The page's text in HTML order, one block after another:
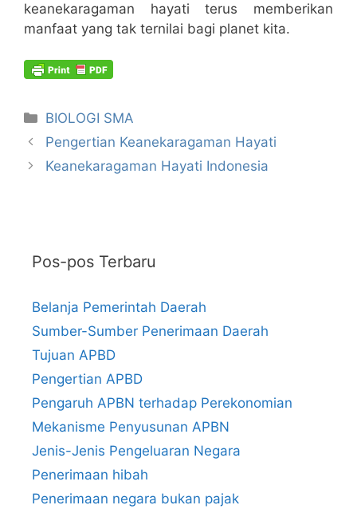
keanekaragaman hayati terus memberikan
manfaat yang tak ternilai bagi planet kita.
Kategori
BIOLOGI SMA
Pengertian Keanekaragaman Hayati
Keanekaragaman Hayati Indonesia
Pos-pos Terbaru
Belanja Pemerintah Daerah
Sumber-Sumber Penerimaan Daerah
Tujuan APBD
Pengertian APBD
Pengaruh APBN terhadap Perekonomian
Mekanisme Penyusunan APBN
Jenis-Jenis Pengeluaran Negara
Penerimaan hibah
Penerimaan negara bukan pajak